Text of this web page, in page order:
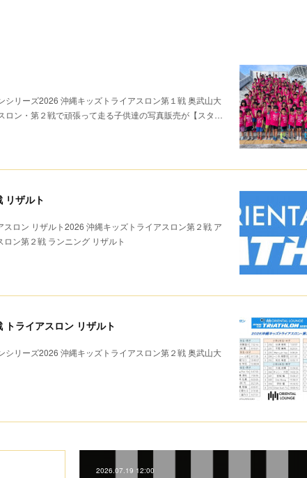
リーズ2026 沖縄キッズトライアスロン第１戦 奥武山大
ロン・第２戦で頑張って走る子供達の写真販売が【スタ…
リザルト
ロン リザルト2026 沖縄キッズトライアスロン第２戦 ア
ン第２戦 ランニング リザルト
ライアスロン リザルト
リーズ2026 沖縄キッズトライアスロン第２戦 奥武山大
2026.07.19 12:00